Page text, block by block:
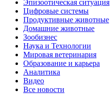
Эпизоотическая ситуация
Цифровые системы
Продуктивные животные
Домашние животные
Зообизнес
Наука и Технологии
Мировая ветеринария
Образование и карьера
Аналитика
Видео
Все новости